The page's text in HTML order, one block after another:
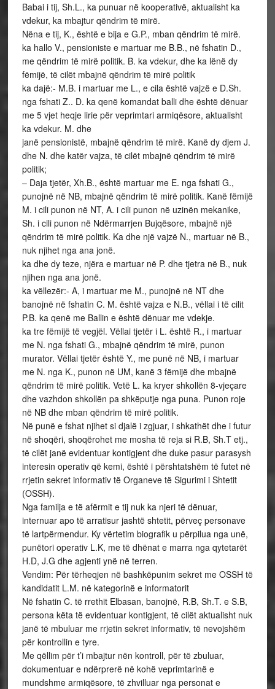
Babai i tij, Sh.L., ka punuar në kooperativë, aktualisht ka
vdekur, ka mbajtur qëndrim të mirë.
Nëna e tij, K., është e bija e G.P., mban qëndrim të mirë.
ka hallo V., pensioniste e martuar me B.B., në fshatin D.,
me qëndrim të mirë politik. B. ka vdekur, dhe ka lënë dy
fëmijë, të cilët mbajnë qëndrim të mirë politik
ka dajë:- M.B. i martuar me L., e cila është vajzë e D.Sh.
nga fshati Z.. D. ka qenë komandat balli dhe është dënuar
me 5 vjet heqje lirie për veprimtari armiqësore, aktualisht
ka vdekur. M. dhe
janë pensionistë, mbajnë qëndrim të mirë. Kanë dy djem J.
dhe N. dhe katër vajza, të cilët mbajnë qëndrim të mirë
politik;
– Daja tjetër, Xh.B., është martuar me E. nga fshati G.,
punojnë në NB, mbajnë qëndrim të mirë politik. Kanë fëmijë
M. i cili punon në NT, A. i cili punon në uzinën mekanike,
Sh. i cili punon në Ndërmarrjen Bujqësore, mbajnë një
qëndrim të mirë politik. Ka dhe një vajzë N., martuar në B.,
nuk njihet nga ana jonë.
ka dhe dy teze, njëra e martuar në P. dhe tjetra në B., nuk
njihen nga ana jonë.
ka vëllezër:- A, i martuar me M., punojnë në NT dhe
banojnë në fshatin C. M. është vajza e N.B., vëllai i të cilit
P.B. ka qenë me Ballin e është dënuar me vdekje.
ka tre fëmijë të vegjël. Vëllai tjetër i L. është R., i martuar
me N. nga fshati G., mbajnë qëndrim të mirë, punon
murator. Vëllai tjetër është Y., me punë në NB, i martuar
me N. nga K., punon në UM, kanë 3 fëmijë dhe mbajnë
qëndrim të mirë politik. Vetë L. ka kryer shkollën 8-vjeçare
dhe vazhdon shkollën pa shkëputje nga puna. Punon roje
në NB dhe mban qëndrim të mirë politik.
Në punë e fshat njihet si djalë i zgjuar, i shkathët dhe i futur
në shoqëri, shoqërohet me mosha të reja si R.B, Sh.T etj.,
të cilët janë evidentuar kontigjent dhe duke pasur parasysh
interesin operativ që kemi, është i përshtatshëm të futet në
rrjetin sekret informativ të Organeve të Sigurimi i Shtetit
(OSSH).
Nga familja e të afërmit e tij nuk ka njeri të dënuar,
internuar apo të arratisur jashtë shtetit, përveç personave
të lartpërmendur. Ky vërtetim biografik u përpilua nga unë,
punëtori operativ L.K, me të dhënat e marra nga qytetarët
H.D, J.G dhe agjenti ynë në terren.
Vendim: Për tërheqjen në bashkëpunim sekret me OSSH të
kandidatit L.M. në kategorinë e informatorit
Në fshatin C. të rrethit Elbasan, banojnë, R.B, Sh.T. e S.B,
persona këta të evidentuar kontigjent, të cilët aktualisht nuk
janë të mbuluar me rrjetin sekret informativ, të nevojshëm
për kontrollin e tyre.
Me qëllim për t’i mbajtur nën kontroll, për të zbuluar,
dokumentuar e ndërprerë në kohë veprimtarinë e
mundshme armiqësore, të zhvilluar nga personat e